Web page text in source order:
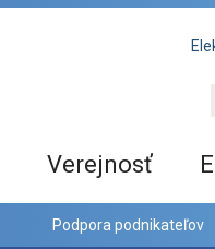
Verejnosť
Podpora podnikateľov